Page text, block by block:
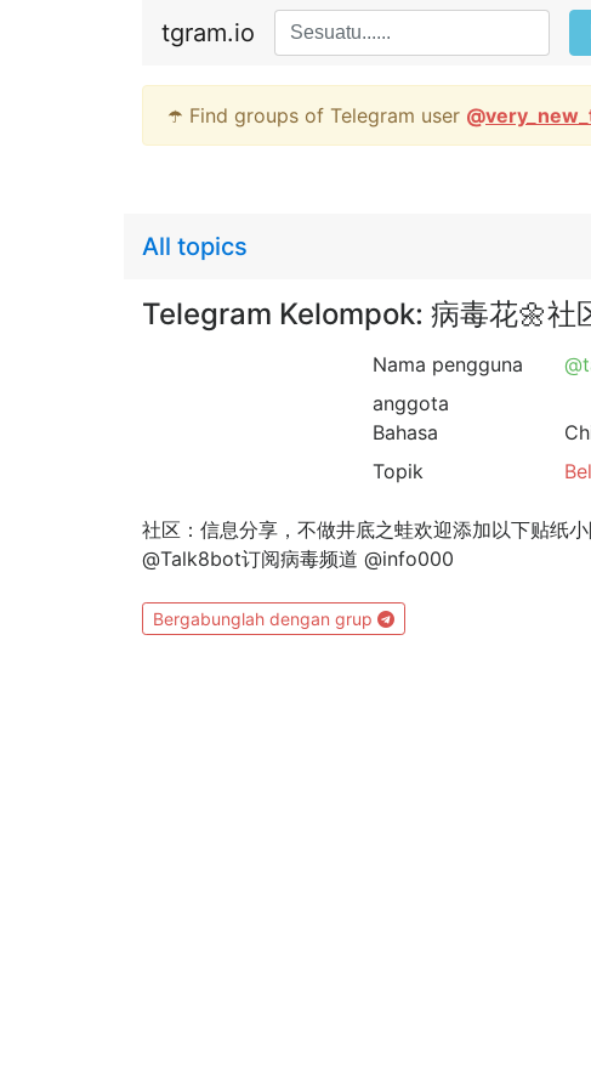
tgram.io
☂️ Find groups of Telegram user @
All topics
Telegram Kelompok: 病毒花🌼社
Nama pengguna
anggota
Bahasa
Topik
社区：信息分享，不做井底之蛙欢迎添加以下贴
@Talk8bot订阅病毒频道 @info000
Bergabunglah dengan grup